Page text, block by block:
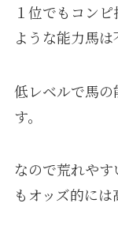
１位でもコン
ような能力馬は
低レベルで馬の
す。
なので荒れや
もオッズ的には